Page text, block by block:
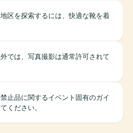
区を探索するには、快適な靴を着
では、写真撮影は通常許可されて
止品に関するイベント固有のガイ
ください。